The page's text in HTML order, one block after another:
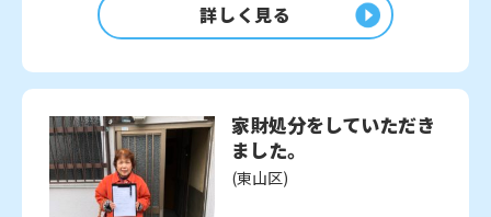
詳しく見る
家財処分をしていただき
ました。
(東山区)